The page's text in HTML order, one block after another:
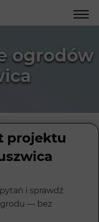
ogrodów
projektu
i sprawdź
— bez